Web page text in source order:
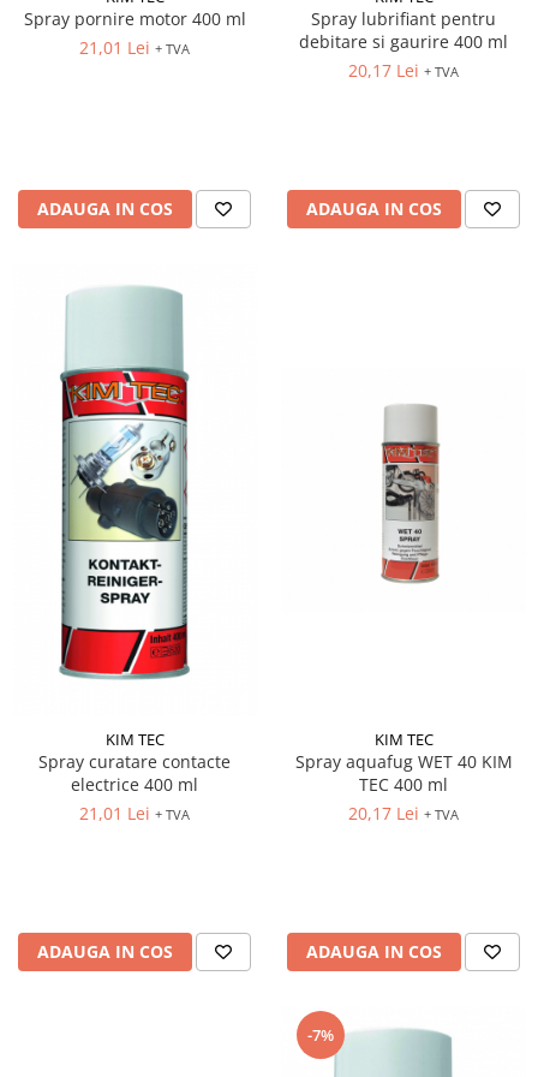
Spray pornire motor 400 ml
21,01 Lei + TVA
ADAUGA IN COS
Spray lubrifiant pentru
debitare si gaurire 400 ml
20,17 Lei + TVA
ADAUGA IN COS
KIM TEC
Spray curatare contacte
electrice 400 ml
21,01 Lei + TVA
ADAUGA IN COS
KIM TEC
Spray aquafug WET 40 KIM
TEC 400 ml
20,17 Lei + TVA
ADAUGA IN COS
-7%